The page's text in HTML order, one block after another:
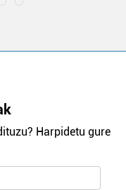
Harpidetu gure